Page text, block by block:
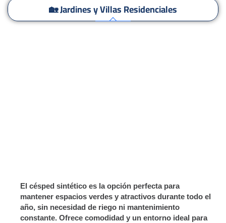
🏡 Jardines y Villas Residenciales
El césped sintético es la opción perfecta para
mantener espacios verdes y atractivos durante todo el
año, sin necesidad de riego ni mantenimiento
constante. Ofrece comodidad y un entorno ideal para